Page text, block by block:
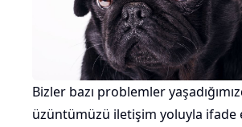
Bizler bazı problemler
üzüntümüzü iletişim yoluyla ifade